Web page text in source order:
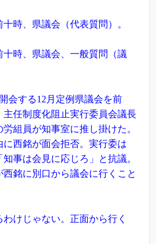
時、県議会（代表質問）。
時、県議会、一般質問（議
会する12月定例県議会を前
主任制度化阻止実行委員会議長
組員が知事室に推し掛けた。
に西銘が面会拒否。実行委は
事は会見に応じろ」と抗議。
銘に別口から議会に行くこと
わけじゃない。正面から行く